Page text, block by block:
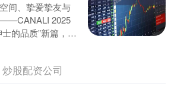
间、挚爱挚友与
2025
的品质”新篇，以
优雅姿态，和他
炒股配资公司